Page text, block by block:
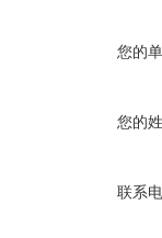
您的
您的
联系